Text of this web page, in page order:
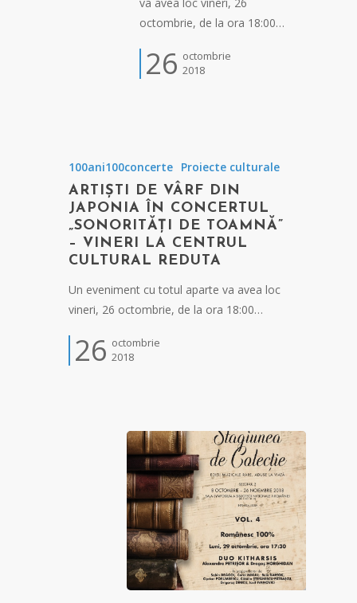
octombrie, de la ora 18:00…
26 octombrie
2018
100ani100concerte Proiecte culturale
ARTIȘTI DE VÂRF DIN
JAPONIA ÎN CONCERTUL
„SONORITĂȚI DE TOAMNĂ”
– VINERI LA CENTRUL
CULTURAL REDUTA
Un eveniment cu totul aparte va avea loc
vineri, 26 octombrie, de la ora 18:00…
26 octombrie
2018